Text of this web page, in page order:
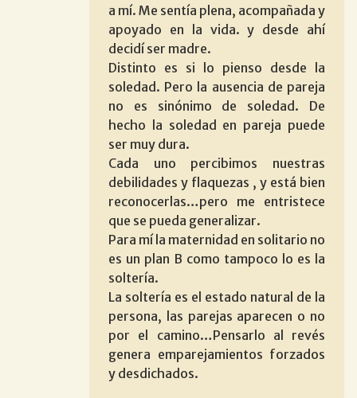
a mí. Me sentía plena, acompañada y
apoyado en la vida. y desde ahí
decidí ser madre.
Distinto es si lo pienso desde la
soledad. Pero la ausencia de pareja
no es sinónimo de soledad. De
hecho la soledad en pareja puede
ser muy dura.
Cada uno percibimos nuestras
debilidades y flaquezas , y está bien
reconocerlas…pero me entristece
que se pueda generalizar.
Para mí la maternidad en solitario no
es un plan B como tampoco lo es la
soltería.
La soltería es el estado natural de la
persona, las parejas aparecen o no
por el camino…Pensarlo al revés
genera emparejamientos forzados
y desdichados.